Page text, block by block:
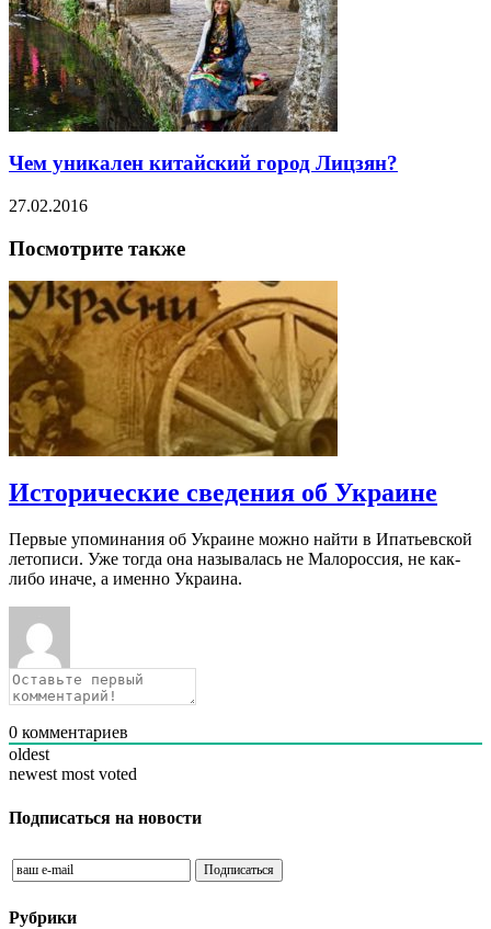
Чем уникален китайский город Лицзян?
27.02.2016
Посмотрите также
Исторические сведения об Украине
Первые упоминания об Украине можно найти в Ипатьевской
летописи. Уже тогда она называлась не Малороссия, не как-
либо иначе, а именно Украина.
0 комментариев
oldest
newest most voted
Подписаться на новости
Рубрики